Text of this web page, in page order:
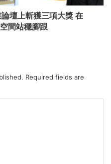
壇上斬獲三項大獎 在
間站穩腳跟
Required fields are